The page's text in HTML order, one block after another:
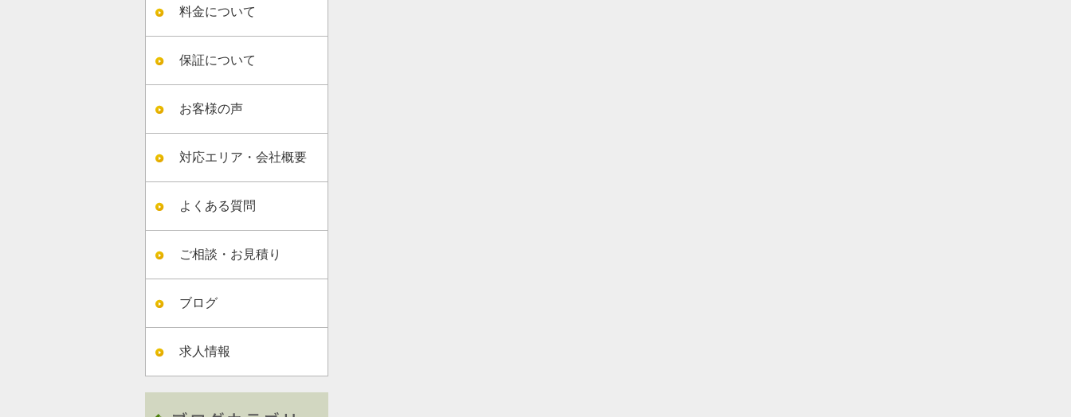
料金について
保証について
お客様の声
対応エリア・会社概要
よくある質問
ご相談・お見積り
ブログ
求人情報